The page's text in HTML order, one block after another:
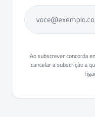
voce@exemplo.com
Ao subscrever concorda
cancelar a subscrição a